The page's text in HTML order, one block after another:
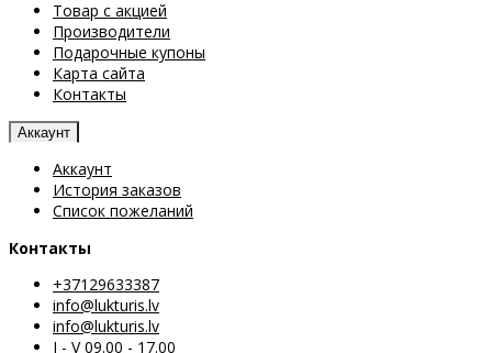
Товар с акцией
Производители
Подарочные купоны
Карта сайта
Контакты
Аккаунт
Аккаунт
История заказов
Список пожеланий
Контакты
+37129633387
info@lukturis.lv
info@lukturis.lv
I - V 09.00 - 17.00